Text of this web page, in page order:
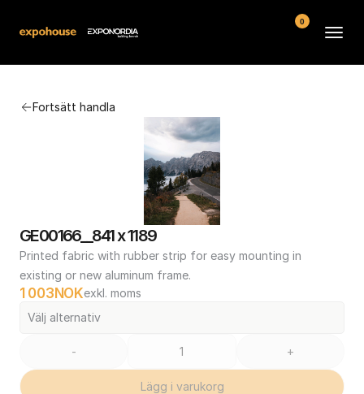
Fortsätt handla
GE00166__841 x 1189
Printed fabric with rubber strip for easy mounting in
existing or new aluminum frame.
1 003 NOKexkl. moms
Välj alternativ
- +
Lägg i varukorg
Kontakt
Köpvillkor
0